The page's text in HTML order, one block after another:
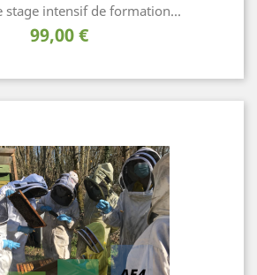
stage intensif de formation...
Prix
99,00 €